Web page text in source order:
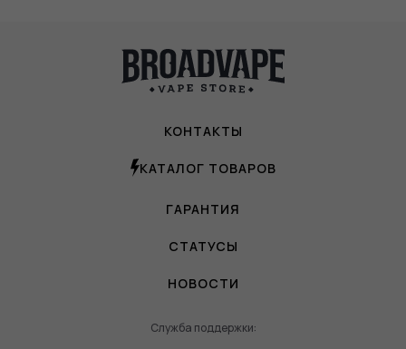
КОНТАКТЫ
КАТАЛОГ ТОВАРОВ
ГАРАНТИЯ
СТАТУСЫ
НОВОСТИ
Служба поддержки: